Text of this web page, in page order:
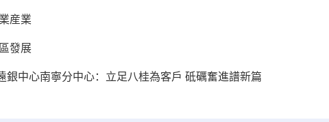
産業
發展
銀中心南寧分中心：立足八桂為客戶 砥礪奮進譜新篇